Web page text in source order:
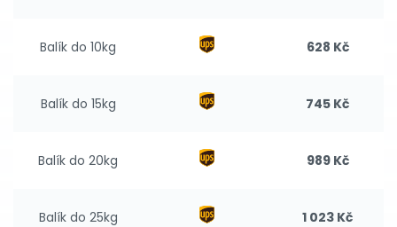
Balík do 10kg 628 Kč
Balík do 15kg 745 Kč
Balík do 20kg 989 Kč
Balík do 25kg 1 023 Kč